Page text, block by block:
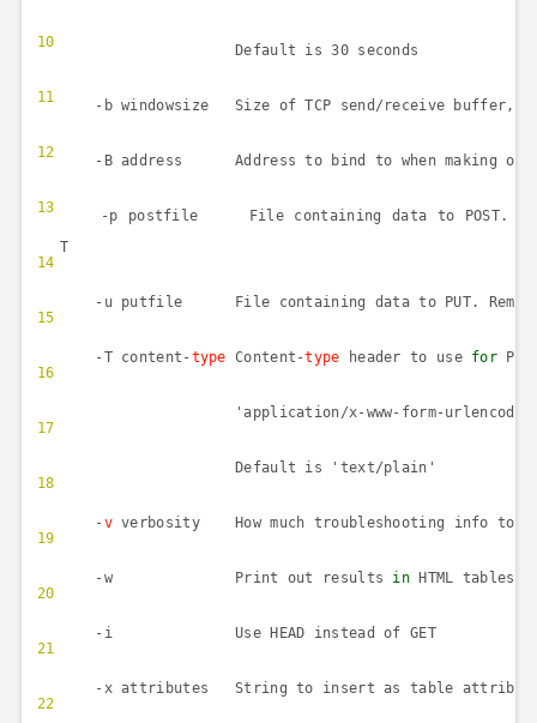
10
11
12
13
14
15
16
17
18
19
20
21
22
Default is 30 seconds
-b windowsize Size of TCP send/receive buffer,
-B address Address to bind to when making
-p postfile File containing data to POST.
T
-u putfile File containing data to PUT.
-T content-type Content-type header to use for
'application/x-www-form-
Default is 'text/plain'
-vverbosity How much troubleshooting info
-w Print out results in HTML
-i Use HEAD instead of GET
-x attributes String to insert as table